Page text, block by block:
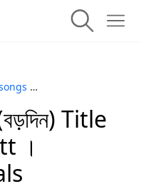
Title
।